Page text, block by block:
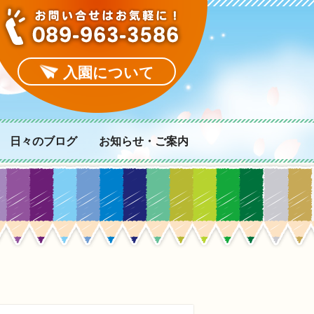
入園について
日々のブログ お知らせ・ご案内